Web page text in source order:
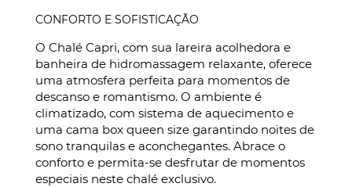
CONFORTO E SOFISTICAÇÃO
O Chalé Capri, com sua lareira acolhedora e
banheira de hidromassagem relaxante, oferece
uma atmosfera perfeita para momentos de
descanso e romantismo. O ambiente é
climatizado, com sistema de aquecimento e
uma cama box queen size garantindo noites de
sono tranquilas e aconchegantes. Abrace o
conforto e permita-se desfrutar de momentos
especiais neste chalé exclusivo.